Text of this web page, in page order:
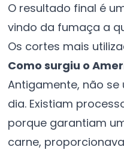
O resultado final é
vindo da fumaça a
Os cortes mais
Como surgiu o
Antigamente, não
dia. Existiam
porque garantiam
carne,